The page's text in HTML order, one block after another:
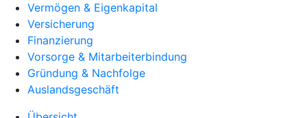
Vermögen & Eigenkapital
Versicherung
Finanzierung
Vorsorge & Mitarbeiterbindung
Gründung & Nachfolge
Auslandsgeschäft